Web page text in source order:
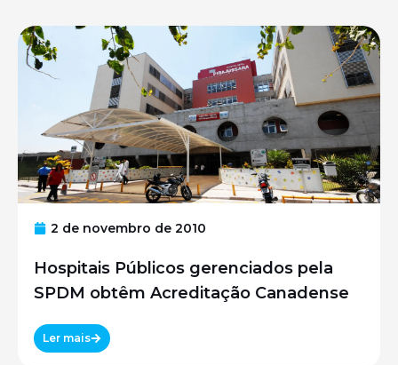
2 de novembro de 2010
Hospitais Públicos gerenciados pela
SPDM obtêm Acreditação Canadense
Ler mais